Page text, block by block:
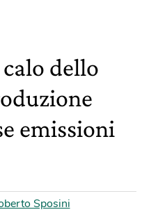
dello
emissioni
Sposini